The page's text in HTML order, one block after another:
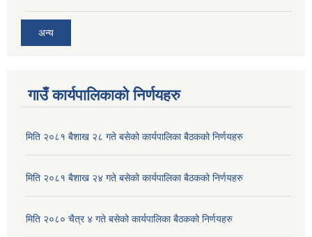
अन्य
गाउँ कार्यपालिकाको निर्णयहरु
मिति २०८१ बैशाख २८ गते बसेको कार्यपालिका बैठकको निर्णयहरु
मिति २०८१ बैशाख २४ गते बसेको कार्यपालिका बैठकको निर्णयहरु
मिति २०८० चैत्र ४ गते बसेको कार्यपालिका बैठकको निर्णयहरु